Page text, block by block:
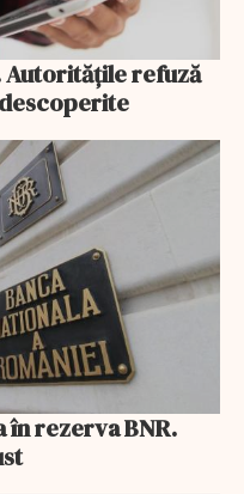
Autoritățile refuză
în rezerva BNR.